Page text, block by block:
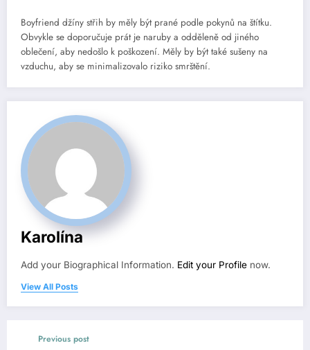
Boyfriend džíny střih by měly být prané podle pokynů na štítku.
Obvykle se doporučuje prát je naruby a odděleně od jiného
oblečení, aby nedošlo k poškození. Měly by být také sušeny na
vzduchu, aby se minimalizovalo riziko smrštění.
Karolína
Add your Biographical Information. Edit your Profile now.
View All Posts
Previous post